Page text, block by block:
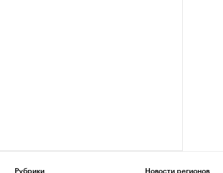
Рубрики Новости регионов